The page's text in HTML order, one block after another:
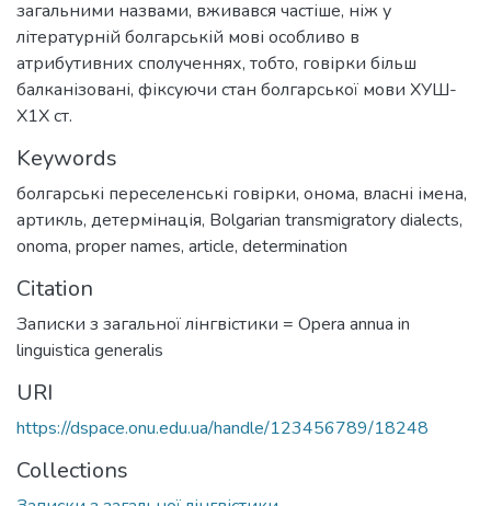
загальними назвами, вживався частіше, ніж у
літературній болгарській мові особливо в
атрибутивних сполученнях, тобто, говірки більш
балканізовані, фіксуючи стан болгарської мови ХУШ-
Х1Х ст.
Keywords
болгарські переселенські говірки, онома, власні імена,
артикль, детермінація, Bolgarian transmigratory dialects,
onoma, proper names, article, determination
Citation
Записки з загальної лінгвістики = Opera annua in
linguistica generalis
URI
https://dspace.onu.edu.ua/handle/123456789/18248
Collections